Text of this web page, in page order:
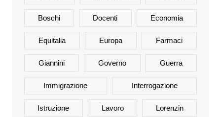
Boschi Docenti Economia
Equitalia Europa Farmaci
Giannini Governo Guerra
Immigrazione Interrogazione
Istruzione Lavoro Lorenzin